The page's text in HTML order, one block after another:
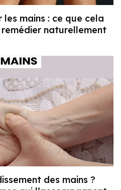
mains : ce que cela
naturellement
des mains ?